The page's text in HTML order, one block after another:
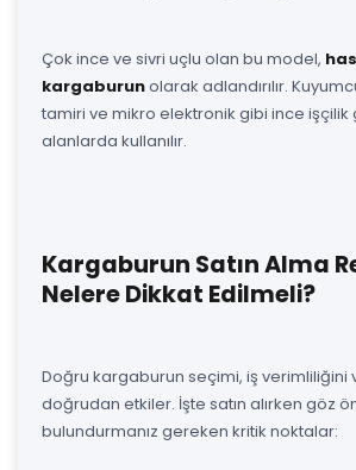
Çok ince ve sivri uçlu olan bu model,
kargaburunolarak adlandırılır.
tamiri ve mikro elektronik gibi ince işçilik
alanlarda kullanılır.
Kargaburun Satın Alma
Nelere Dikkat Edilmeli?
Doğru kargaburun seçimi, iş verimliliğini
doğrudan etkiler. İşte satın alırken göz
bulundurmanız gereken kritik noktalar: